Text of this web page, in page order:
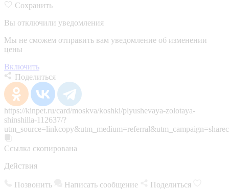
Сохранить
Вы отключили уведомления
Мы не сможем отправить вам уведомление об изменении
цены
Включить
Поделиться
https://kinpet.ru/card/moskva/koshki/plyushevaya-zolotaya-
shinshilla-112637/?
Ссылка скопирована
Действия
Позвонить Написать сообщение
Поделиться